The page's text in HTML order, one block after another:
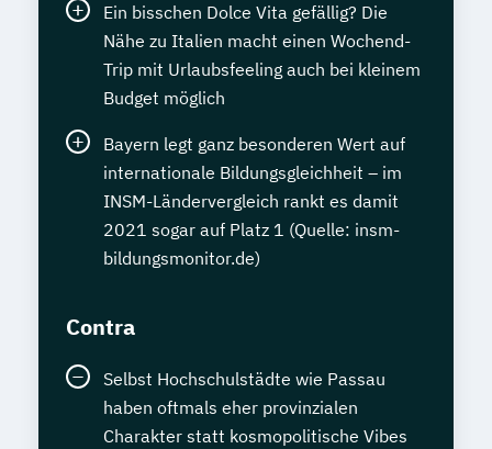
Ein bisschen Dolce Vita gefällig? Die
Nähe zu Italien macht einen Wochend-
Trip mit Urlaubsfeeling auch bei kleinem
Budget möglich
Bayern legt ganz besonderen Wert auf
internationale Bildungsgleichheit – im
INSM-Ländervergleich rankt es damit
2021 sogar auf Platz 1 (Quelle: insm-
bildungsmonitor.de)
Contra
Selbst Hochschulstädte wie Passau
haben oftmals eher provinzialen
Charakter statt kosmopolitische Vibes